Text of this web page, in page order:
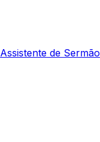
Assistente de Sermão